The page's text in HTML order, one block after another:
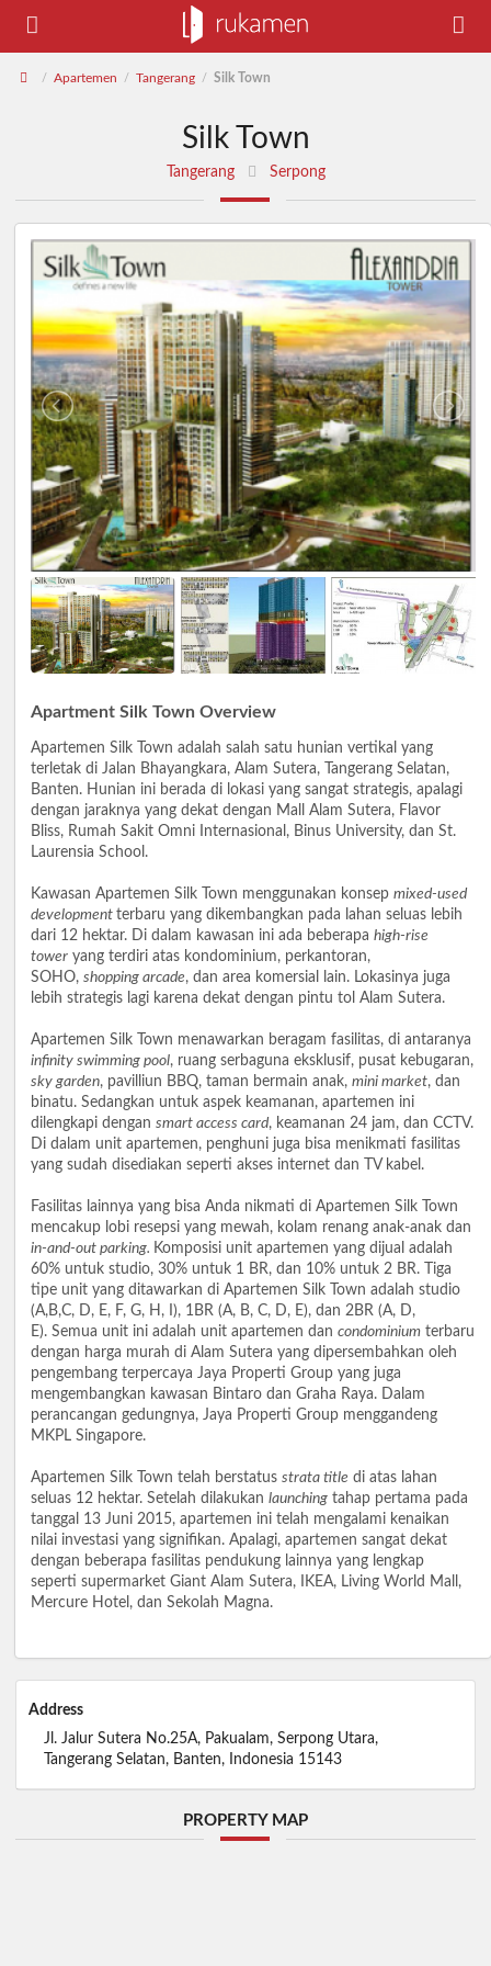
/ Apartemen / Tangerang / Silk Town
Silk Town
Tangerang Serpong
Apartment Silk Town Overview
Apartemen Silk Town adalah salah satu hunian vertikal yang
terletak di Jalan Bhayangkara, Alam Sutera, Tangerang Selatan,
Banten. Hunian ini berada di lokasi yang sangat strategis, apalagi
dengan jaraknya yang dekat dengan Mall Alam Sutera, Flavor
Bliss, Rumah Sakit Omni Internasional, Binus University, dan St.
Laurensia School.
Kawasan Apartemen Silk Town menggunakan konsep mixed-used
development terbaru yang dikembangkan pada lahan seluas lebih
dari 12 hektar. Di dalam kawasan ini ada beberapa high-rise
tower yang terdiri atas kondominium, perkantoran,
SOHO, shopping arcade, dan area komersial lain. Lokasinya juga
lebih strategis lagi karena dekat dengan pintu tol Alam Sutera.
Apartemen Silk Town menawarkan beragam fasilitas, di antaranya
infinity swimming pool, ruang serbaguna eksklusif, pusat kebugaran,
sky garden, pavilliun BBQ, taman bermain anak, mini market, dan
binatu. Sedangkan untuk aspek keamanan, apartemen ini
dilengkapi dengan smart access card, keamanan 24 jam, dan CCTV.
Di dalam unit apartemen, penghuni juga bisa menikmati fasilitas
yang sudah disediakan seperti akses internet dan TV kabel.
Fasilitas lainnya yang bisa Anda nikmati di Apartemen Silk Town
mencakup lobi resepsi yang mewah, kolam renang anak-anak dan
in-and-out parking. Komposisi unit apartemen yang dijual adalah
60% untuk studio, 30% untuk 1 BR, dan 10% untuk 2 BR. Tiga
tipe unit yang ditawarkan di Apartemen Silk Town adalah studio
(A,B,C, D, E, F, G, H, I), 1BR (A, B, C, D, E), dan 2BR (A, D,
E). Semua unit ini adalah unit apartemen dan condominium terbaru
dengan harga murah di Alam Sutera yang dipersembahkan oleh
pengembang terpercaya Jaya Properti Group yang juga
mengembangkan kawasan Bintaro dan Graha Raya. Dalam
perancangan gedungnya, Jaya Properti Group menggandeng
MKPL Singapore.
Apartemen Silk Town telah berstatus strata title di atas lahan
seluas 12 hektar. Setelah dilakukan launching tahap pertama pada
tanggal 13 Juni 2015, apartemen ini telah mengalami kenaikan
nilai investasi yang signifikan. Apalagi, apartemen sangat dekat
dengan beberapa fasilitas pendukung lainnya yang lengkap
seperti supermarket Giant Alam Sutera, IKEA, Living World Mall,
Mercure Hotel, dan Sekolah Magna.
Address
Jl. Jalur Sutera No.25A, Pakualam, Serpong Utara,
Tangerang Selatan, Banten, Indonesia 15143
PROPERTY MAP